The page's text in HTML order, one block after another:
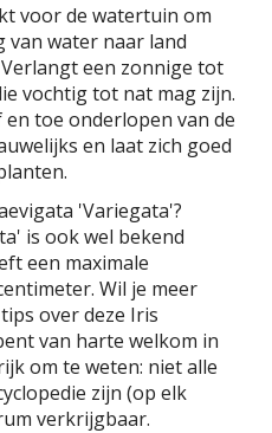
voor de watertuin om
van water naar land
een zonnige tot
vochtig tot nat mag zijn.
toe onderlopen van de
en laat zich goed
'Variegata'?
is ook wel bekend
een maximale
Wil je meer
over deze Iris
van harte welkom in
om te weten: niet alle
zijn (op elk
verkrijgbaar.